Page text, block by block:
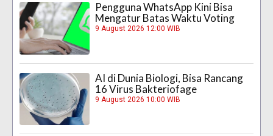
Pengguna WhatsApp Kini Bisa
Mengatur Batas Waktu Voting
9 August 2026 12:00 WIB
AI di Dunia Biologi, Bisa Rancang
16 Virus Bakteriofage
9 August 2026 10:00 WIB